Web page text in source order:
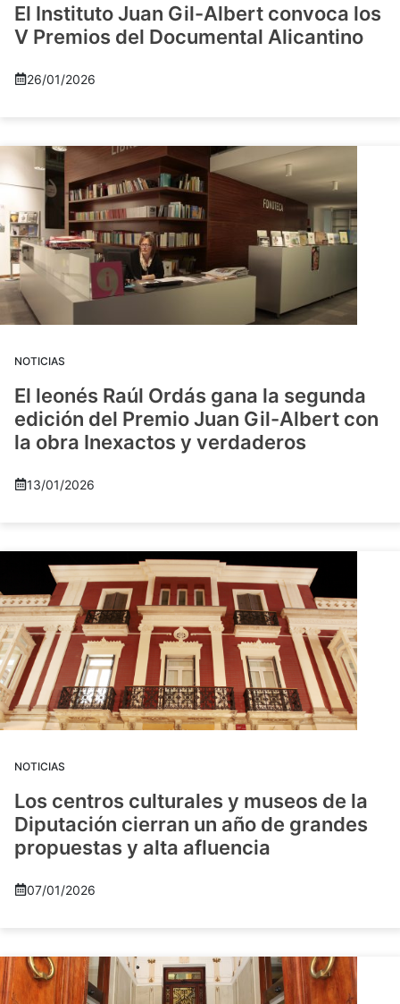
El Instituto Juan Gil-Albert convoca los
V Premios del Documental Alicantino
26/01/2026
NOTICIAS
El leonés Raúl Ordás gana la segunda
edición del Premio Juan Gil-Albert con
la obra Inexactos y verdaderos
13/01/2026
NOTICIAS
Los centros culturales y museos de la
Diputación cierran un año de grandes
propuestas y alta afluencia
07/01/2026